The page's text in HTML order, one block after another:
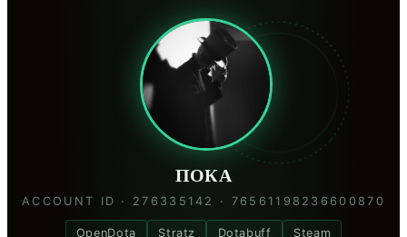
ПОКА
ACCOUNT ID · 276335142 · 76561198236600870
OpenDota Stratz Dotabuff Steam